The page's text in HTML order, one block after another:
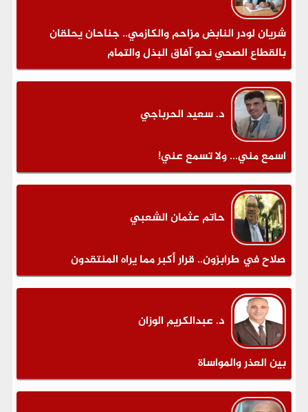
شريان لودر النابض مزاحم والكازمي.. جناحان يحلقان
بالقطاع الصحي نحو آفاق البذل والتمام
د. سعيد الحرباجي
اسمع مني... ولا تسمع عني!
حاتم عثمان الشعبي
صلاح في طرابزون.. قرار أكبر مما يراه المنتقدون
د. عبدالكريم الوزان
بين العذر والمواساة